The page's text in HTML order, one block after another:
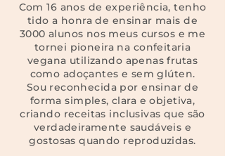
Com 16 anos de experiência, tenho
tido a honra de ensinar mais de
3000 alunos nos meus cursos e me
tornei pioneira na confeitaria
vegana utilizando apenas frutas
como adoçantes e sem glúten.
Sou reconhecida por ensinar de
forma simples, clara e objetiva,
criando receitas inclusivas que são
verdadeiramente saudáveis e
gostosas quando reproduzidas.